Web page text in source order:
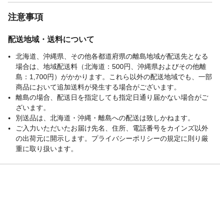
注意事項
配送地域・送料について
北海道、沖縄県、その他各都道府県の離島地域が配送先となる
場合は、地域配送料（北海道：500円、沖縄県およびその他離
島：1,700円）がかかります。これら以外の配送地域でも、一部
商品において追加送料が発生する場合がございます。
離島の場合、配送日を指定しても指定日通り届かない場合がご
ざいます。
別送品は、北海道・沖縄・離島への配送は致しかねます。
ご入力いただいたお届け先名、住所、電話番号をカインズ以外
の出荷元に開示します。プライバシーポリシーの規定に則り厳
重に取り扱います。